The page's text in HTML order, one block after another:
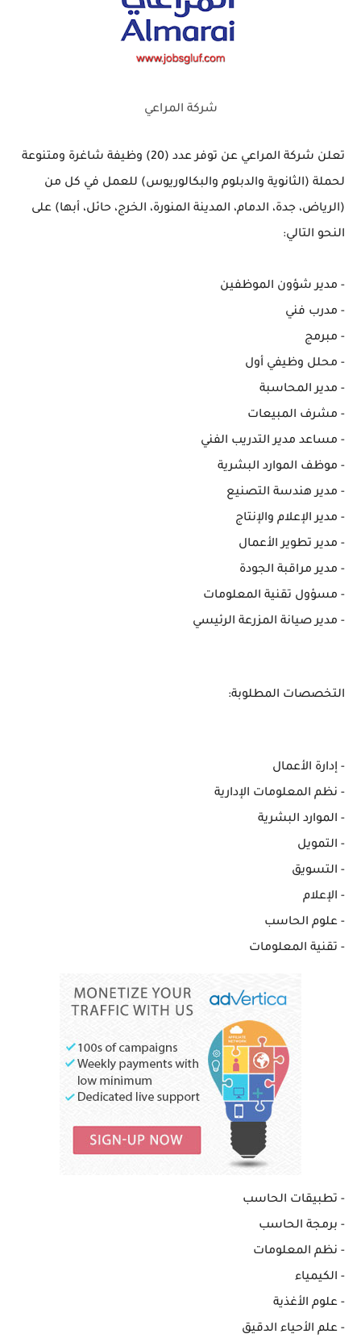
شركة المراعي
تعلن شركة المراعي عن توفر عدد (20) وظيفة شاغرة ومتنوعة
لحملة (الثانوية والدبلوم والبكالوريوس) للعمل في كل من
(الرياض، جدة، الدمام، المدينة المنورة، الخرج، حائل، أبها) على
النحو التالي:
- مدير شؤون الموظفين
- ⁠مدرب فني
- ⁠مبرمج
- ⁠محلل وظيفي أول
- ⁠مدير المحاسبة
- ⁠مشرف المبيعات
- ⁠مساعد مدير التدريب الفني
- ⁠موظف الموارد البشرية
- ⁠مدير هندسة التصنيع
- ⁠مدير الإعلام والإنتاج
- ⁠مدير تطوير الأعمال
- ⁠مدير مراقبة الجودة
- ⁠مسؤول تقنية المعلومات
- ⁠مدير صيانة المزرعة الرئيسي
التخصصات المطلوبة:
- إدارة الأعمال
- ⁠نظم المعلومات الإدارية
- ⁠الموارد البشرية
- ⁠التمويل
- ⁠التسويق
- ⁠الإعلام
- ⁠علوم الحاسب
- ⁠تقنية المعلومات
- ⁠تطبيقات الحاسب
- ⁠برمجة الحاسب
- ⁠نظم المعلومات
- ⁠الكيمياء
- ⁠علوم الأغذية
- ⁠علم الأحياء الدقيق